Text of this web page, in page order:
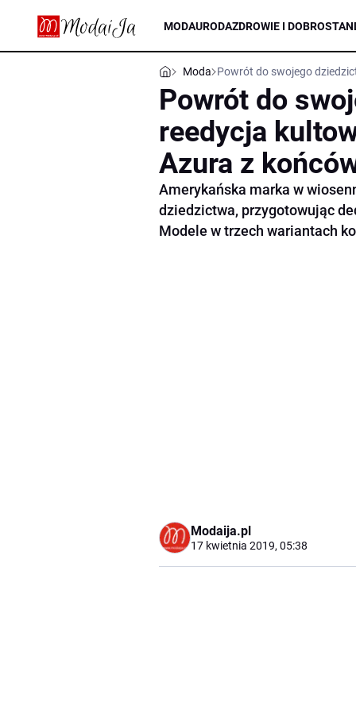
MODAURODAZDROWIE I DOBROSTAN
Moda Powrót do swojego
Powrót do
reedycja
Azura z
Amerykańska marka w
dziedzictwa, przygotowując
Modele w trzech wariantach
Modaija.pl
17 kwietnia 2019, 05:38